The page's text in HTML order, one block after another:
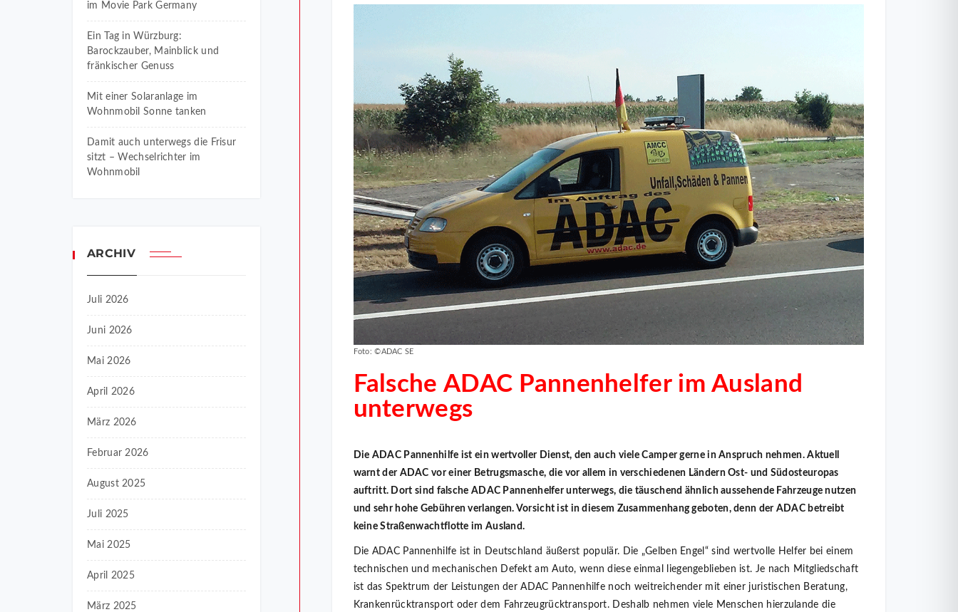
im Movie Park Germany
Ein Tag in Würzburg:
Barockzauber, Mainblick und
fränkischer Genuss
Mit einer Solaranlage im
Wohnmobil Sonne tanken
Damit auch unterwegs die Frisur
sitzt – Wechselrichter im
Wohnmobil
ARCHIV
Juli 2026
Juni 2026
Mai 2026
April 2026
März 2026
Februar 2026
August 2025
Juli 2025
Mai 2025
April 2025
März 2025
Foto: ©ADAC SE
Falsche ADAC Pannenhelfer im Ausland
unterwegs
Die ADAC Pannenhilfe ist ein wertvoller Dienst, den auch viele Camper gerne in Anspruch nehmen. Aktuell
warnt der ADAC vor einer Betrugsmasche, die vor allem in verschiedenen Ländern Ost- und Südosteuropas
auftritt. Dort sind falsche ADAC Pannenhelfer unterwegs, die täuschend ähnlich aussehende Fahrzeuge nutzen
und sehr hohe Gebühren verlangen. Vorsicht ist in diesem Zusammenhang geboten, denn der ADAC betreibt
keine Straßenwachtflotte im Ausland.
Die ADAC Pannenhilfe ist in Deutschland äußerst populär. Die „Gelben Engel“ sind wertvolle Helfer bei einem
technischen und mechanischen Defekt am Auto, wenn diese einmal liegengeblieben ist. Je nach Mitgliedschaft
ist das Spektrum der Leistungen der ADAC Pannenhilfe noch weitreichender mit einer juristischen Beratung,
Krankenrücktransport oder dem Fahrzeugrücktransport. Deshalb nehmen viele Menschen hierzulande die